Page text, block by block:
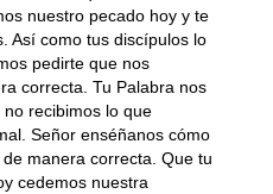
nuestro pecado hoy y te
Así como tus discípulos lo
pedirte que nos
correcta. Tu Palabra nos
recibimos lo que
Señor enséñanos cómo
manera correcta. Que tu
cedemos nuestra